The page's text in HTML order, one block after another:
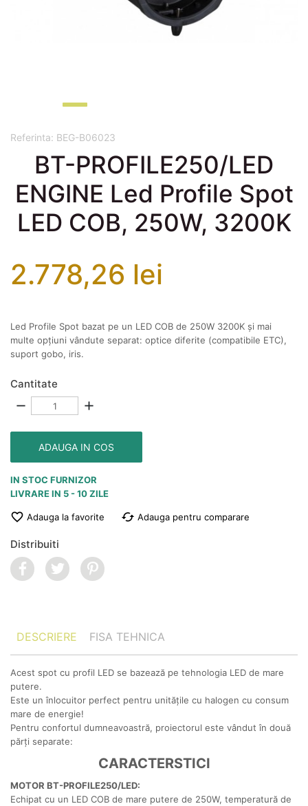
Referinta: BEG-B06023
BT-PROFILE250/LED
ENGINE Led Profile Spot
LED COB, 250W, 3200K
2.778,26 lei
Led Profile Spot bazat pe un LED COB de 250W 3200K și mai
multe opțiuni vândute separat: optice diferite (compatibile ETC),
suport gobo, iris.
Cantitate
remove add
ADAUGA IN COS
IN STOC FURNIZOR
LIVRARE IN 5 - 10 ZILE
 Adauga la favorite cached Adauga pentru comparare
Distribuiti
DESCRIERE FISA TEHNICA
Acest spot cu profil LED se bazează pe tehnologia LED de mare
putere.
Este un înlocuitor perfect pentru unitățile cu halogen cu consum
mare de energie!
Pentru confortul dumneavoastră, proiectorul este vândut în două
părți separate:
CARACTERSTICI
MOTOR BT-PROFILE250/LED:
Echipat cu un LED COB de mare putere de 250W, temperatură de